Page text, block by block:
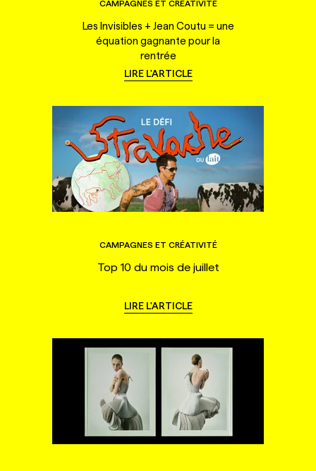
CAMPAGNES ET CRÉATIVITÉ
Les Invisibles + Jean Coutu = une
équation gagnante pour la
rentrée
LIRE L'ARTICLE
CAMPAGNES ET CRÉATIVITÉ
Top 10 du mois de juillet
LIRE L'ARTICLE